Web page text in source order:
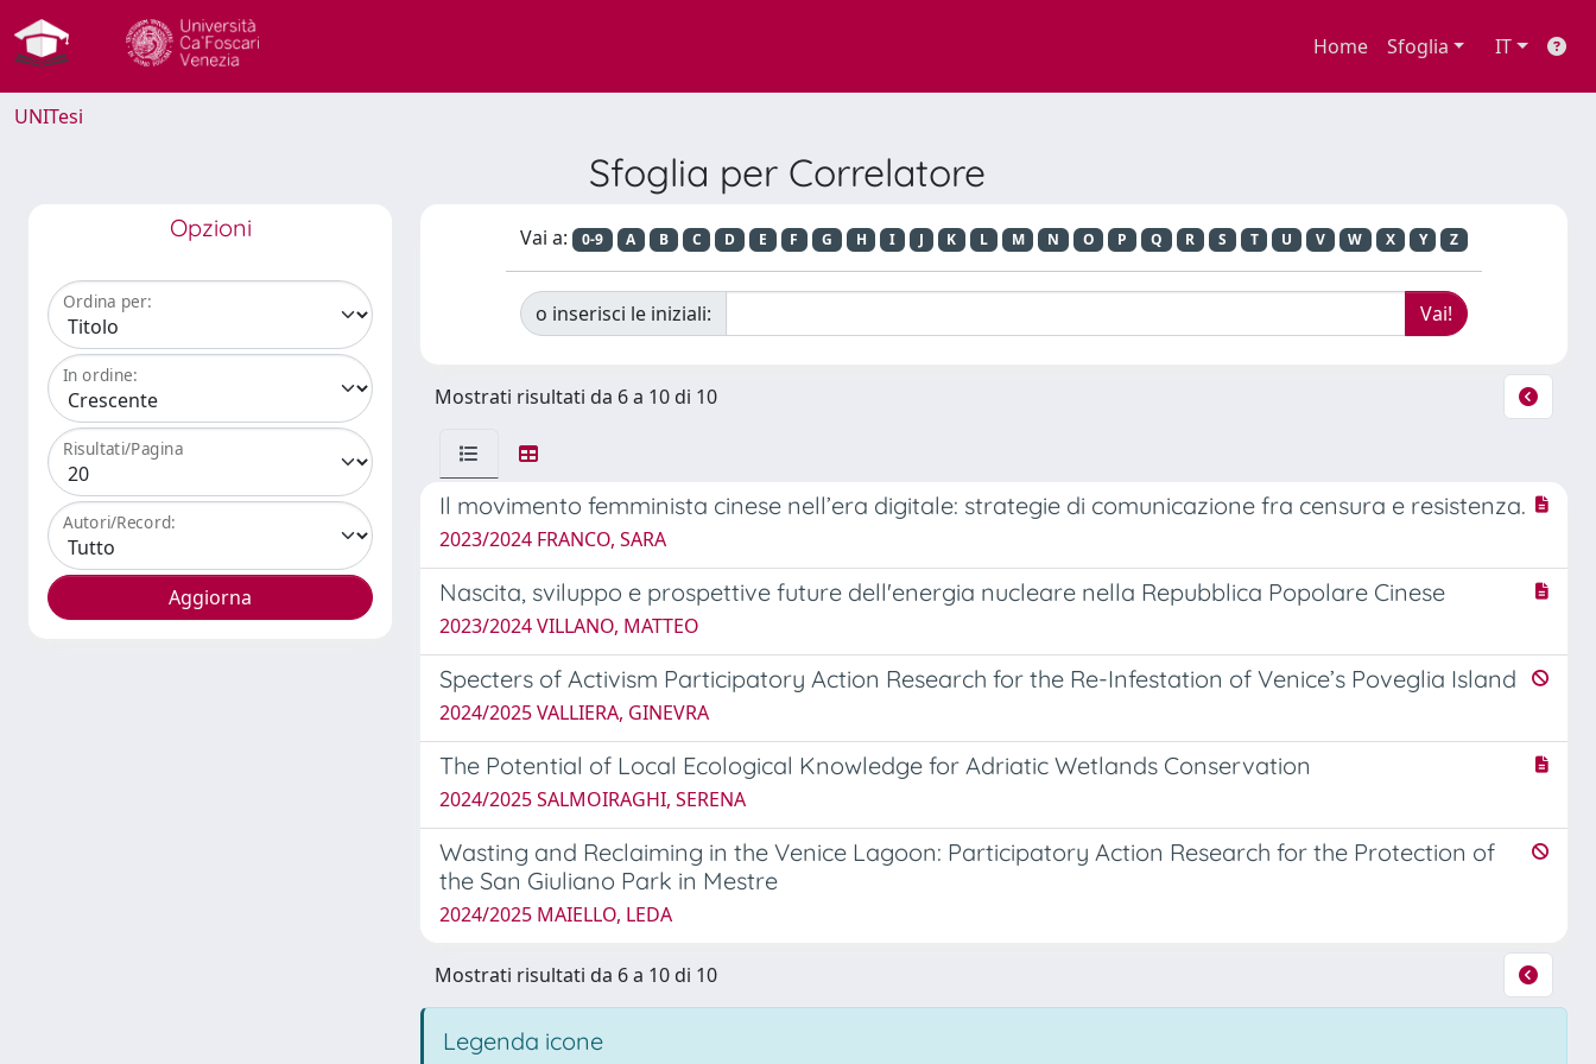
Home Sfoglia IT
UNITesi
Sfoglia per Correlatore
Opzioni
Ordina per:
In ordine:
Risultati/Pagina
Autori/Record:
Vai a: 0-9 A B C D E F G H I J K L M N O P Q R S T U V W X Y Z
o inserisci le iniziali:
Mostrati risultati da 6 a 10 di 10
Il movimento femminista cinese nell’era digitale: strategie di comunicazione fra censura e resistenza.
2023/2024 FRANCO, SARA
Nascita, sviluppo e prospettive future dell'energia nucleare nella Repubblica Popolare Cinese
2023/2024 VILLANO, MATTEO
Specters of Activism Participatory Action Research for the Re-Infestation of Venice’s Poveglia Island
2024/2025 VALLIERA, GINEVRA
The Potential of Local Ecological Knowledge for Adriatic Wetlands Conservation
2024/2025 SALMOIRAGHI, SERENA
Wasting and Reclaiming in the Venice Lagoon: Participatory Action Research for the Protection of
the San Giuliano Park in Mestre
2024/2025 MAIELLO, LEDA
Mostrati risultati da 6 a 10 di 10
Legenda icone